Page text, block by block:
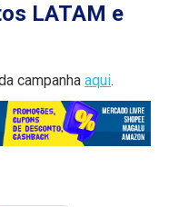
LATAM e
campanha aqui.